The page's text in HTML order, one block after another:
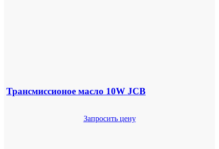
Трансмиссионое масло 10W JCB
Запросить цену